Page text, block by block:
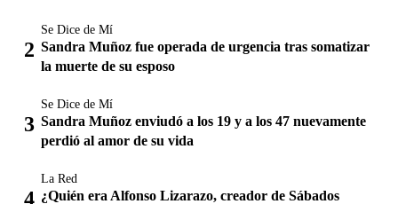
Se Dice de Mí
Sandra Muñoz fue operada de urgencia tras somatizar
la muerte de su esposo
Se Dice de Mí
Sandra Muñoz enviudó a los 19 y a los 47 nuevamente
perdió al amor de su vida
La Red
¿Quién era Alfonso Lizarazo, creador de Sábados